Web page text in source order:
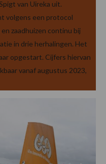
van Uireka uit.
volgens een protocol
zaadhuizen continu bij
in drie herhalingen. Het
opgestart. Cijfers hiervan
vanaf augustus 2023,